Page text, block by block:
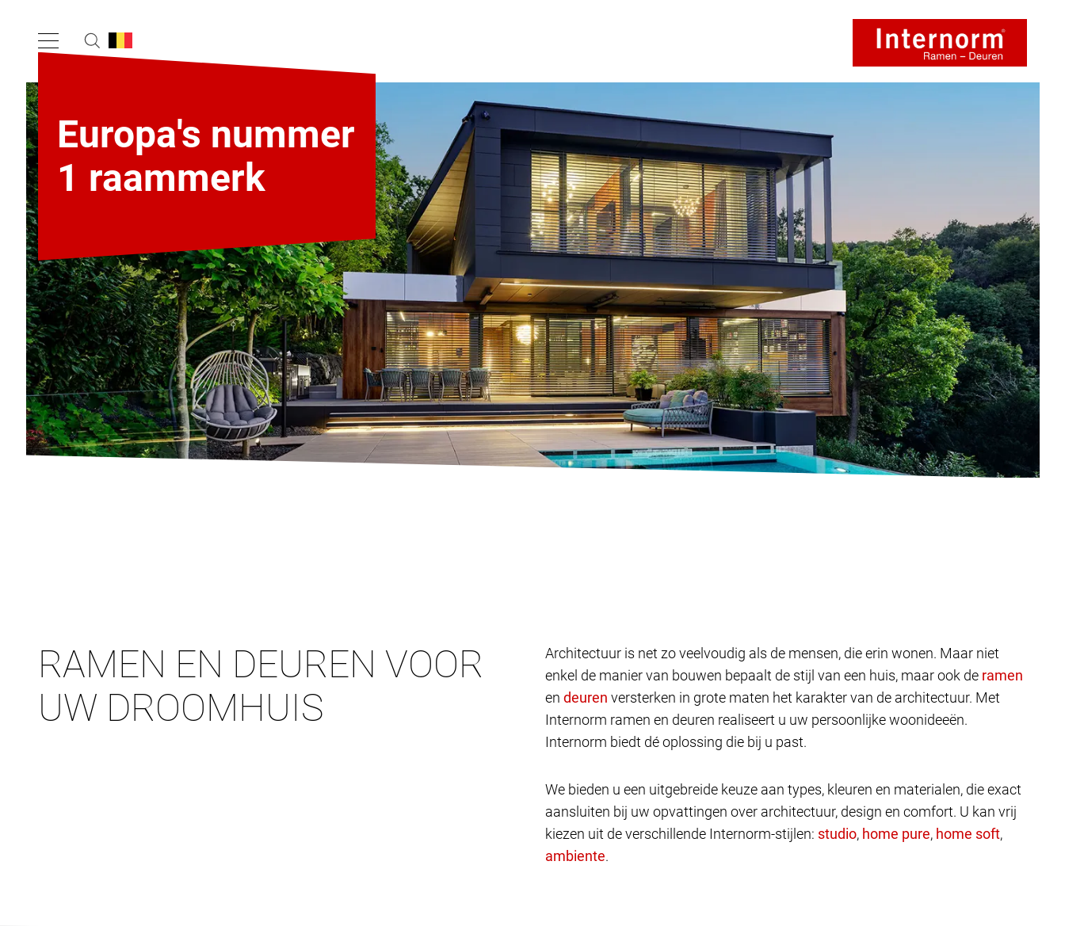
Europa's nummer
1 raammerk
RAMEN EN DEUREN VOOR
UW DROOMHUIS
Architectuur is net zo veelvoudig als de mensen, die erin wonen. Maar niet
enkel de manier van bouwen bepaalt de stijl van een huis, maar ook de
en
versterken in grote maten het karakter van de architectuur. Met
Internorm ramen en deuren realiseert u uw persoonlijke woonideeën.
Internorm biedt dé oplossing die bij u past.
We bieden u een uitgebreide keuze aan types, kleuren en materialen, die exact
aansluiten bij uw opvattingen over architectuur, design en comfort. U kan vrij
kiezen uit de verschillende Internorm-stijlen:
, ,
,
.